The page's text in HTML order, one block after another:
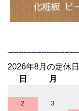
2026年8月の定休日
日
月
2
3